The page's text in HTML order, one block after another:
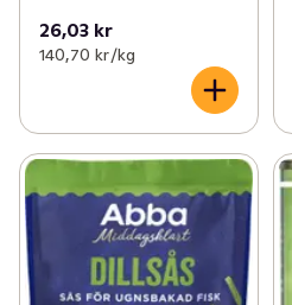
26,03 kr
140,70 kr /kg